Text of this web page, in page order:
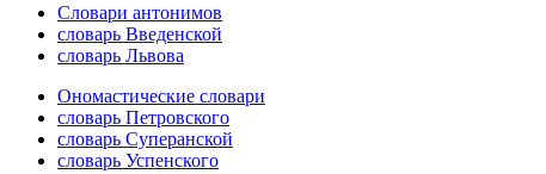
Словари антонимов
словарь Введенской
словарь Львова
Ономастические словари
словарь Петровского
словарь Суперанской
словарь Успенского